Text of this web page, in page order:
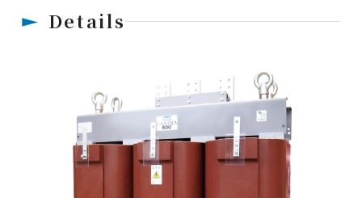
Details